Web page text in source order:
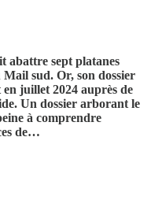
abattre sept platanes
sud. Or, son dossier
juillet 2024 auprès de
Un dossier arborant le
à comprendre
de…